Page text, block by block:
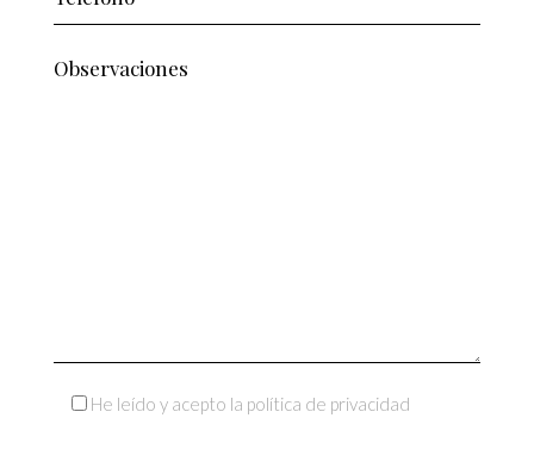
He leído y acepto la política de privacidad